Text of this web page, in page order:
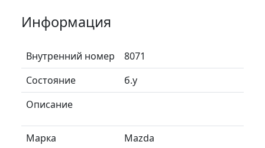
Информация
Внутренний номер
8071
Состояние
б.у
Описание
Марка
Mazda